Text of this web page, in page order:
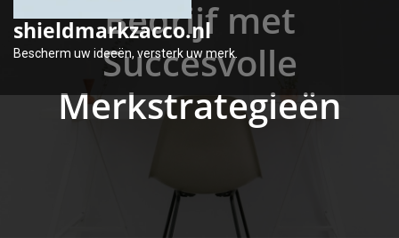
shieldmarkzacco.nl
Bescherm uw ideeën, versterk uw merk.
Bedrijf met
Succesvolle
Merkstrategieën